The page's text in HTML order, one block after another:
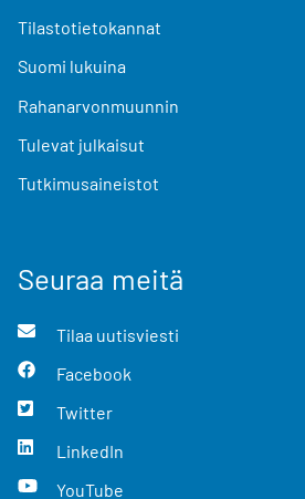
Tilastotietokannat
Suomi lukuina
Rahanarvonmuunnin
Tulevat julkaisut
Tutkimusaineistot
Seuraa meitä
Tilaa uutisviesti
Facebook
Twitter
LinkedIn
YouTube